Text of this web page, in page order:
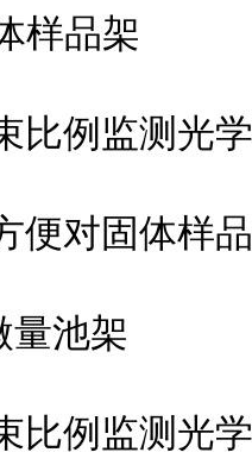
样品架
例监测光
便对固体样品
池架
例监测光学